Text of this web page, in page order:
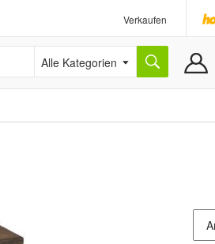
Verkaufen
Alle Kategorien